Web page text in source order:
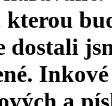
kterou
dostali
a